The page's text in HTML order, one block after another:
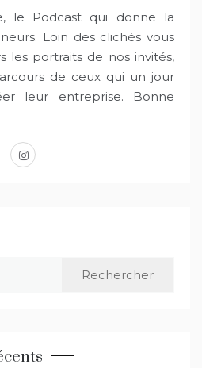
le Podcast qui donne la
Loin des clichés vous
les portraits de nos invités,
de ceux qui un jour
leur entreprise. Bonne
instagram